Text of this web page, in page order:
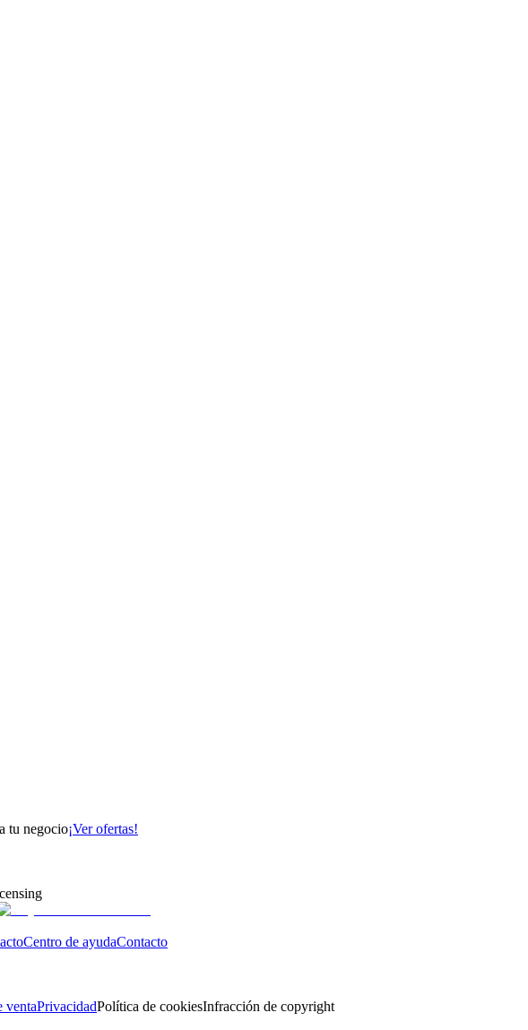
tu negocio¡Ver ofertas!
Centro de ayudaContacto
ventaPrivacidadPolítica de cookiesInfracción de copyright